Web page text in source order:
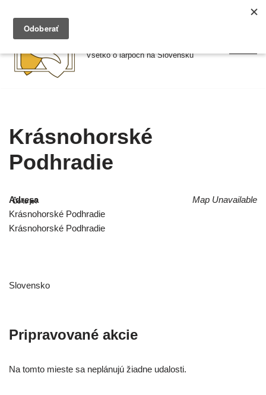
Preskočiť
Všetko o larpoch na Slovensku
Krásnohorské
Podhradie
Map Unavailable
Adresa
Krásnohorské Podhradie
Krásnohorské Podhradie
Slovensko
Pripravované akcie
Na tom­to mies­te sa neplá­nu­jú žiad­ne udalosti.